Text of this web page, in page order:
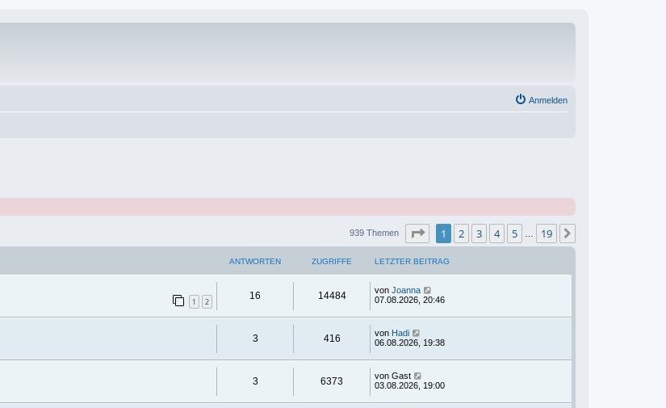
Anmelden
939 Themen Seite von19
1 2 3 4 5 19
ANTWORTEN ZUGRIFFE LETZTER BEITRAG
1 2
16 14484 von Joanna
07.08.2026, 20:46
3 416 von Hadi
06.08.2026, 19:38
3 6373 von Gast
03.08.2026, 19:00